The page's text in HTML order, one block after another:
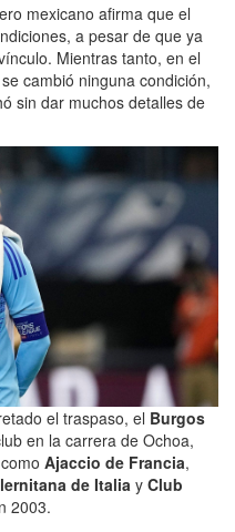
mexicano afirma que el
a pesar de que ya
Mientras tanto, en el
cambió ninguna condición,
sin dar muchos detalles de
el traspaso, el Burgos
en la carrera de Ochoa,
Ajaccio de Francia,
de Italia y Club
2003.